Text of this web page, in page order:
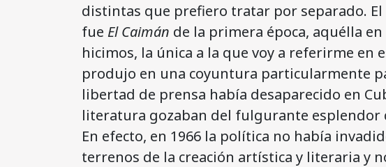
distintas que prefiero tratar por separado.
fue El Caimán de la primera época, aquélla
hicimos, la única a la que voy a referirme en
produjo en una coyuntura particularmente
libertad de prensa había desaparecido en
literatura gozaban del fulgurante esplendor
En efecto, en 1966 la política no había
terrenos de la creación artística y literaria y